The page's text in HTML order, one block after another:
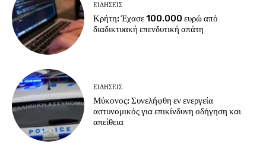
ΕΙΔΗΣΕΙΣ
Κρήτη: Έχασε 100.000 ευρώ από
διαδικτυακή επενδυτική απάτη
ΕΙΔΗΣΕΙΣ
Μύκονος: Συνελήφθη εν ενεργεία
αστυνομικός για επικίνδυνη οδήγηση και
απείθεια